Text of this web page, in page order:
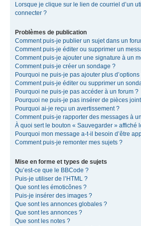
Lorsque je clique sur le lien de courriel d’un
connecter ?
Problèmes de publication
Comment puis-je publier un sujet dans un
Comment puis-je éditer ou supprimer un
Comment puis-je ajouter une signature à un
Comment puis-je créer un sondage ?
Pourquoi ne puis-je pas ajouter plus
Comment puis-je éditer ou supprimer un
Pourquoi ne puis-je pas accéder à un forum ?
Pourquoi ne puis-je pas insérer de pièces
Pourquoi ai-je reçu un avertissement ?
Comment puis-je rapporter des messages à
À quoi sert le bouton « Sauvegarder » affiché
Pourquoi mon message a-t-il besoin d’être
Comment puis-je remonter mes sujets ?
Mise en forme et types de sujets
Qu’est-ce que le BBCode ?
Puis-je utiliser de l’HTML ?
Que sont les émoticônes ?
Puis-je insérer des images ?
Que sont les annonces globales ?
Que sont les annonces ?
Que sont les notes ?